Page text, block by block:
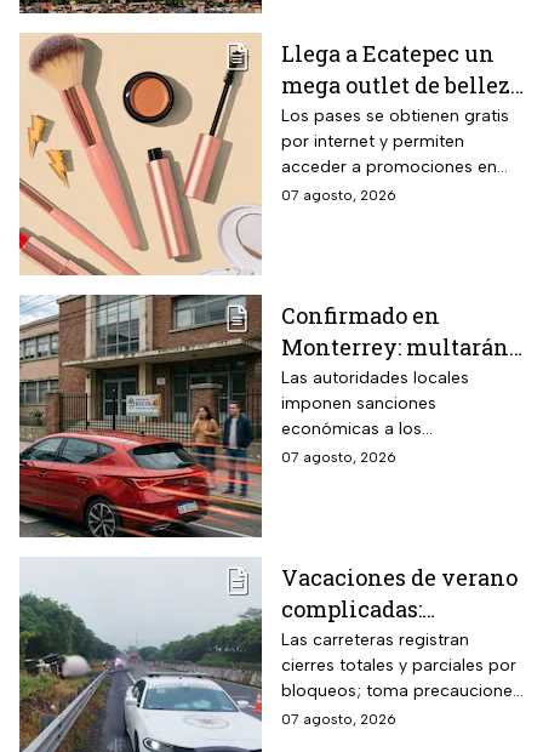
Llega a Ecatepec un
mega outlet de belleza
con entrada gratis y
descuentos de hasta el
80% durante 5 días
consecutivos en
Los pases se obtienen gratis
por internet y permiten
acceder a promociones en
maquillaje, perfumes y
07 agosto, 2026
Confirmado en
Monterrey: multarán
a conductores que
superen este límite de
velocidad en zonas
escolares
Las autoridades locales
imponen sanciones
económicas a los
automovilistas que rebasen la
07 agosto, 2026
Vacaciones de verano
complicadas:
Carreteras cerradas
por bloqueos y fuertes
accidentes hoy
viernes 7 de agosto
Las carreteras registran
cierres totales y parciales por
bloqueos; toma precauciones
si viajas en estas vacaciones
07 agosto, 2026